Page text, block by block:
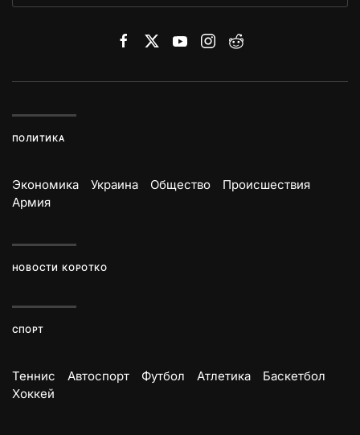
ПОЛИТИКА
Экономика Украина Общество
Происшествия
Армия
НОВОСТИ КОРОТКО
СПОРТ
Теннис Автоспорт Футбол Атлетика
Баскетбол
Хоккей